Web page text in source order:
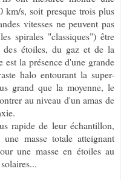
km/s, soit presque trois plus
vitesses ne peuvent pas
spirales "classiques") être
des étoiles, du gaz et de la
la présence d'une grande
halo entourant la super-
grand que la moyenne, le
au niveau d'un amas de
rapide de leur échantillon,
masse totale atteignant
une masse en étoiles au